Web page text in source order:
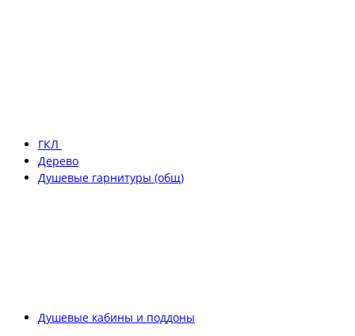
ГКЛ
Дерево
Душевые гарнитуры (общ)
Душевые кабины и поддоны